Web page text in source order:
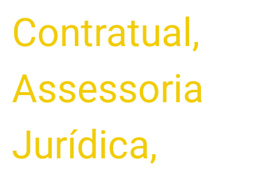
Contratual ,
Assessoria
Jurídica,